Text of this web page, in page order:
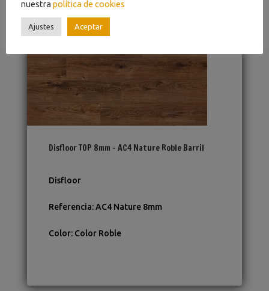
Disfloor TOP 8mm – AC4 Nature Roble Barril
Disfloor
Referencia:AC4 Nature 8mm
Color: Color Roble
nuestra política de cookies
Ajustes Aceptar